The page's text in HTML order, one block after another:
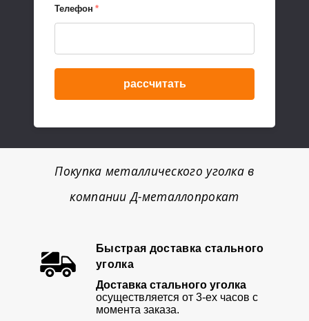
Телефон *
рассчитать
Покупка металлического уголка в
компании Д-металлопрокат
Быстрая доставка стального
уголка
Доставка стального уголка
осуществляется от 3-ех часов с
момента заказа.